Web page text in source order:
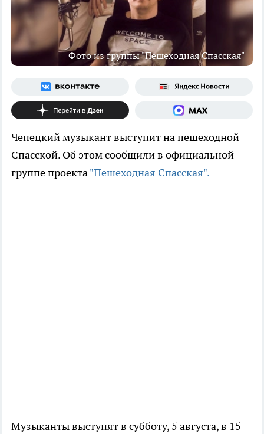
Фото из группы "Пешеходная Спасская"
Чепецкий музыкант выступит на пешеходной
Спасской. Об этом сообщили в официальной
группе проекта"Пешеходная Спасская".
Музыканты выступят в субботу, 5 августа, в 15